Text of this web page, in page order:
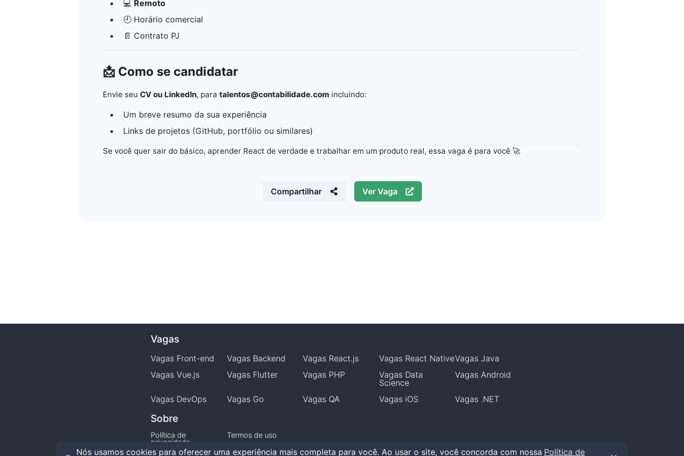
💻 Remoto
🕘 Horário comercial
📄 Contrato PJ
📩 Como se candidatar
Envie seu CV ou LinkedIn, para talentos@contabilidade.com incluindo:
Um breve resumo da sua experiência
Links de projetos (GitHub, portfólio ou similares)
Se você quer sair do básico, aprender React de verdade e trabalhar em um produto real, essa vaga é para você 🚀
Compartilhar Ver Vaga
Vagas
Vagas Front-end Vagas Backend Vagas React.js Vagas React NativeVagasJava
Vagas Vue.js Vagas Flutter Vagas PHP Vagas Data
Science
VagasAndroid
Vagas DevOps Vagas Go Vagas QA Vagas iOS Vagas .NET
Sobre
Política de
privacidade
Termos de uso
Nós usamos cookies para oferecer uma experiência mais completa para você. Ao usar o site, você concorda com nossa Política de